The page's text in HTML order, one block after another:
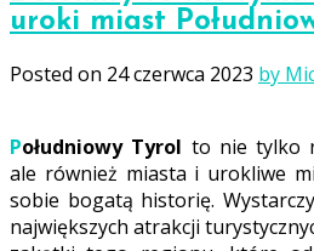
uroki miast
Posted on 24 czerwca 2023 by
Południowy Tyrol to nie tylko
ale również miasta i urokliwe
sobie bogatą historię.
największych atrakcji